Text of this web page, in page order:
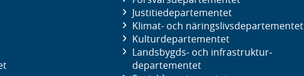
Justitie­departementet
Klimat- och näringslivs­departementet
Kultur­departementet
Landsbygds- och infrastruktur­
departementet